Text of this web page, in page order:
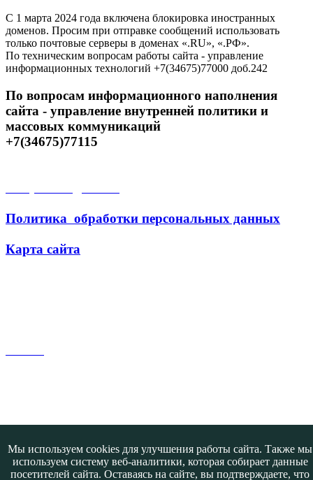
С 1 марта 2024 года включена блокировка иностранных
доменов. Просим при отправке сообщений использовать
только почтовые серверы в доменах «.RU», «.РФ».
По техническим вопросам работы сайта - управление
информационных технологий +7(34675)77000 доб.242
По вопросам информационного наполнения
сайта - управление внутренней политики и
массовых коммуникаций
+7(34675)77115
Политика обработки персональных данных
Карта сайта
@ATB-studio
Авторизация
Мы используем cookies для улучшения работы сайта. Также мы
используем систему веб-аналитики, которая собирает данные
посетителей сайта. Оставаясь на сайте, вы подтверждаете, что